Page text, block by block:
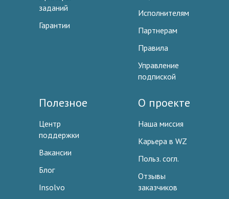
заданий
Гарантии
Исполнителям
Партнерам
Правила
Управление
подпиской
Полезное
Центр
поддержки
Вакансии
Блог
Insolvo
О проекте
Наша миссия
Карьера в WZ
Польз. согл.
Отзывы
заказчиков